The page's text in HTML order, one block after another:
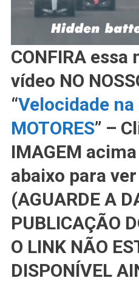
CONFIRA essa
vídeo NO
“Velocidade
MOTORES” –
IMAGEM
abaixo para
(AGUARDE A
PUBLICAÇÃO
O LINK NÃO
DISPONÍVEL